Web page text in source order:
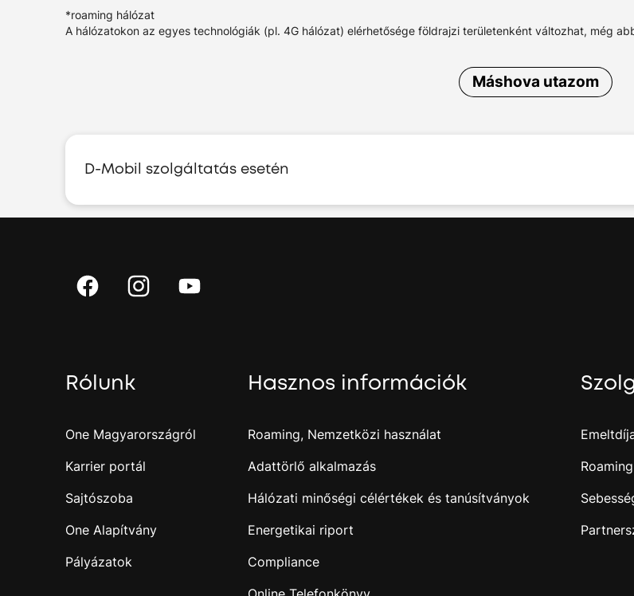
*roaming hálózat
A hálózatokon az egyes technológiák (pl. 4G hálózat) elérhetősége földrajzi területenként változhat, még
Máshova utazom
D-Mobil szolgáltatás esetén
Rólunk
One Magyarországról
Karrier portál
Sajtószoba
One Alapítvány
Pályázatok
Hasznos információk
Roaming, Nemzetközi használat
Adattörlő alkalmazás
Hálózati minőségi célértékek és tanúsítványok
Energetikai riport
Compliance